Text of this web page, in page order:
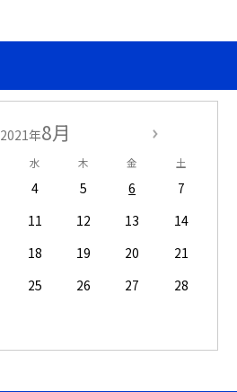
2021年8月
水 木 金 土
4 5 6
7
11 12 13
14
18 19 20
21
25 26 27
28